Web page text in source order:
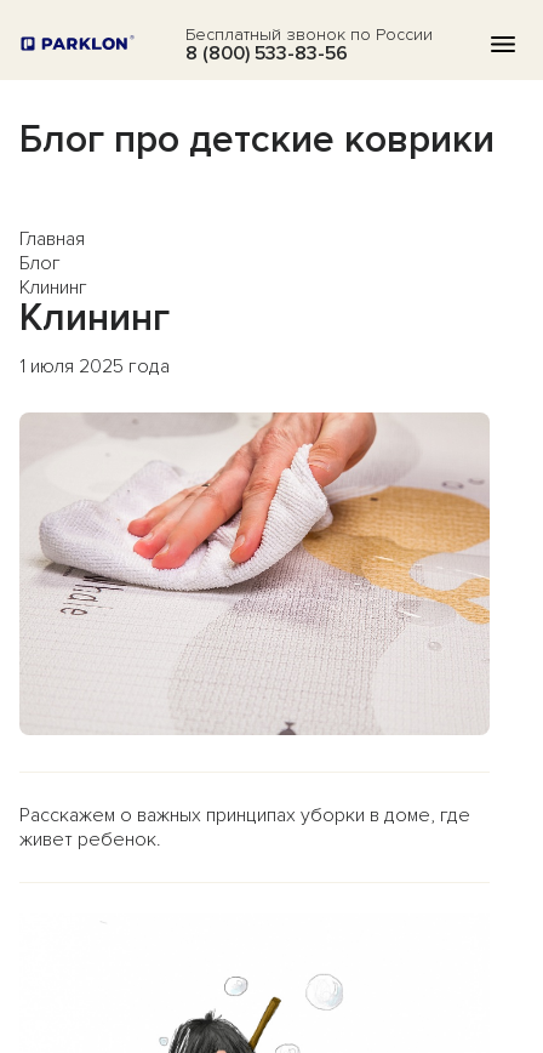
8 (800) 533-83-56
Бесплатный звонок по России
КАТАЛОГ
КОНТАКТЫ
Блог про детские коврики
Главная
Блог
Клининг
Клининг
1 июля 2025 года
Расскажем о важных принципах уборки в доме, где
живет ребенок.